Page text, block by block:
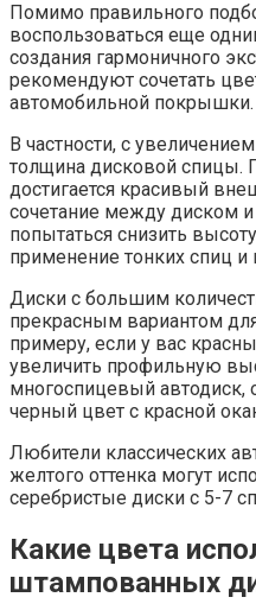
Помимо правильного
воспользоваться еще
создания гармоничного
рекомендуют сочетать
автомобильной покрышки.
В частности, с
толщина дисковой спицы.
достигается красивый
сочетание между диском
попытаться снизить
применение тонких спиц
Диски с большим
прекрасным вариантом
примеру, если у вас
увеличить профильную
многоспицевый автодиск,
черный цвет с красной
Любители классических
желтого оттенка могут
серебристые диски с 5-7
Какие цвета
штампованных